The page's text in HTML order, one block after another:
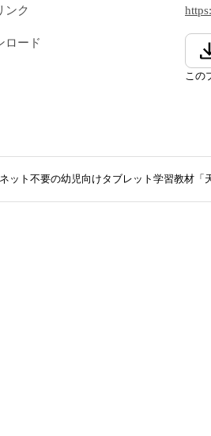
ンク
ロード
この
ネット不要の幼児向けタブレット学習教材「